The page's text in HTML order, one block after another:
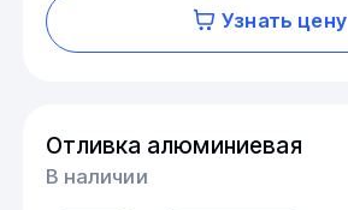
Узнать цену
Отливка алюминиевая
В наличии